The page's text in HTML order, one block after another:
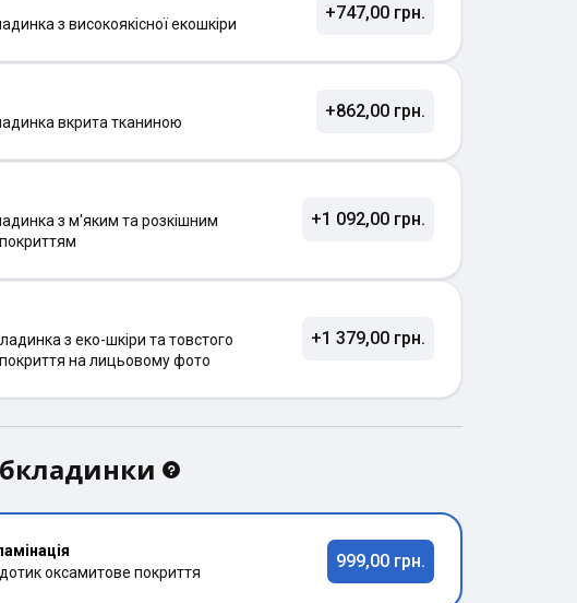
з високоякісної екошкіри
+747,00 грн.
вкрита тканиною
+862,00 грн.
з м'яким та розкішним
+1 092,00 грн.
з еко-шкіри та товстого
на лицьовому фото
+1 379,00 грн.
оксамитове покриття
999,00 грн.